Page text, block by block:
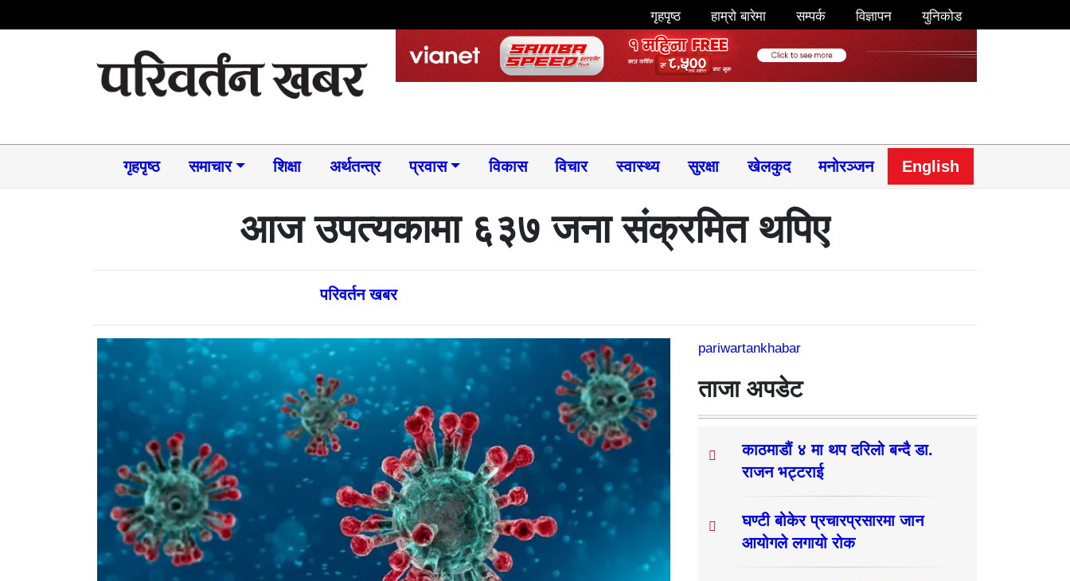
गृहपृष्ठ हाम्रो बारेमा सम्पर्क विज्ञापन युनिकोड
गृहपृष्ठ समाचार​ शिक्षा अर्थतन्त्र प्रवास विकास विचार स्वास्थ्य सुरक्षा खेलकुद मनोरञ्जन English
आज उपत्यकामा ६३७ जना संक्रमित थपिए
परिवर्तन खबर
pariwartankhabar
ताजा अपडेट
काठमाडौं ४ मा थप दरिलो बन्दै डा.
राजन भट्टराई
घण्टी बोकेर प्रचारप्रसारमा जान
आयोगले लगायो रोक